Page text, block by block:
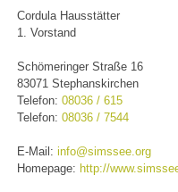
Cordula Hausstätter
1. Vorstand
Schömeringer Straße 16
83071 Stephanskirchen
Telefon:08036 / 615
Telefon:08036 / 7544
E-Mail:info@simssee.org
Homepage: http://